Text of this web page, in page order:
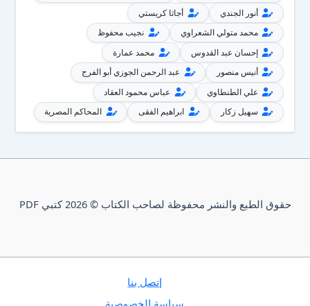
أنور الجندي
أجاثا كريستي
محمد متولي الشعراوي
نجيب محفوظ
إحسان عبد القدوس
محمد عمارة
أنيس منصور
عبد الرحمن الجوزي أبو الفرج
علي الطنطاوي
عباس محمود العقاد
سهيل زكار
ابراهيم الفقى المحاكم المصرية
حقوق الطبع والنشر محفوظة لصاحب الكتاب © 2026 كتبي PDF
إتصل بنا
سياسة الخصوصية